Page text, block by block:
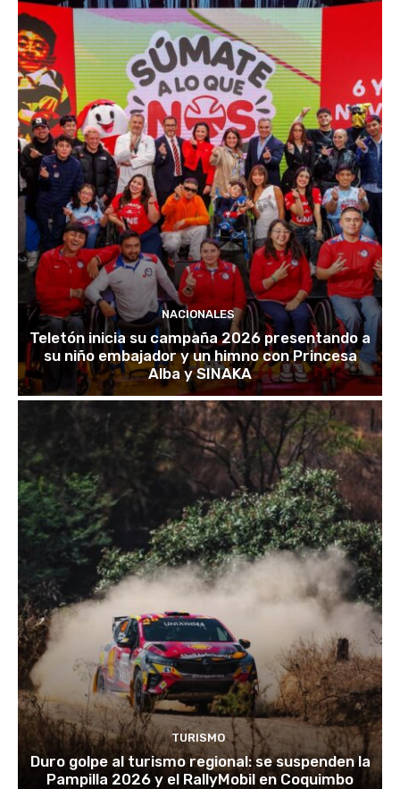
NACIONALES
Teletón inicia su campaña 2026 presentando a
su niño embajador y un himno con Princesa
Alba y SINAKA
TURISMO
Duro golpe al turismo regional: se suspenden la
Pampilla 2026 y el RallyMobil en Coquimbo